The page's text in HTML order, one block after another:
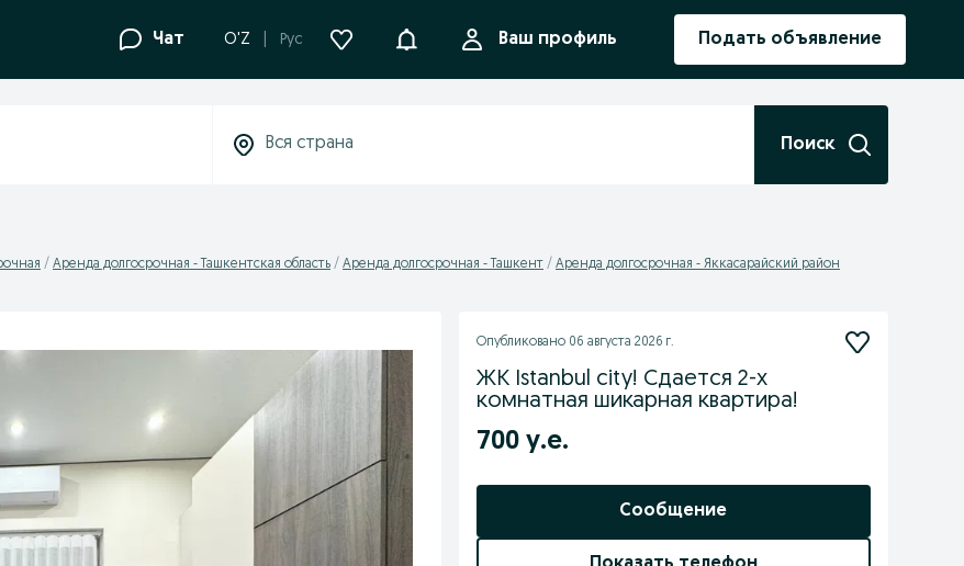
Чат O'Z Рус УведомленияВаш профиль Подать объявление
Поиск
Аренда долгосрочная - Ташкентская область Аренда долгосрочная - Ташкент Аренда долгосрочная - Яккасарайский район
Опубликовано 06 августа 2026 г.
ЖК Istanbul city! Сдается 2-х
комнатная шикарная квартира!
700 у.е.
Сообщение